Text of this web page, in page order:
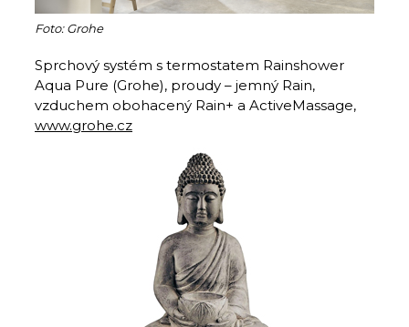
Foto: Grohe
Sprchový systém s termostatem Rainshower
Aqua Pure (Grohe), proudy – jemný Rain,
vzduchem obohacený Rain+ a ActiveMassage,
www.grohe.cz